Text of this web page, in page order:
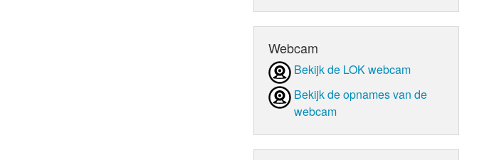
Webcam
Bekijk de LOK webcam
Bekijk de opnames van de
webcam